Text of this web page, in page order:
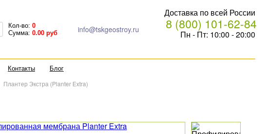
info@tskgeostroy.ru
Кол-во:0
Сумма: 0.00 руб
Доставка по всей России
8 (800) 101-62-84
Пн - Пт: 10:00 - 20:00
Контакты Блог
Плантер Экстра (Planter Extra)